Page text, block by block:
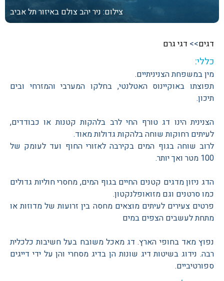
צילום: ניר יהבצולם באיזור תל אביב
דגים>> דגי גרם
כללי:
מין במשפחת הצניניתיים.
תפוצתו באוקיינוס האטלנטי, בחלקו המערבי והמזרחי ובים
תיכון.
הצנינית הינו דג טורף החי לרב בלהקות קטנות או כבודדים,
לעיתים רחוקות שוחה בלהקות גדולות מאוד.
לרוב שוחה בגוף המים בקירבה לאזורי החוף ועד לעומק של
100 מטר ואך יותר.
הדג ניזון מדגים קטנים החיים בגוף המים, מחסרי חוליות גדולים
כמו סרטנים וגם מזואופלנקטון.
פרטים צעירים לעיתים מוצאים מחסה בין זרועות של מדוזות או
מתחת לעשבים הצפים במים
נפוץ מאד בחופי הארץ. דג מאכל משובח בעל חשיבות כלכלית
רבה. נידוג בשיטות דיג שונות הן בדיג מסחרי והן על ידי דייגים
ספורטיביים.